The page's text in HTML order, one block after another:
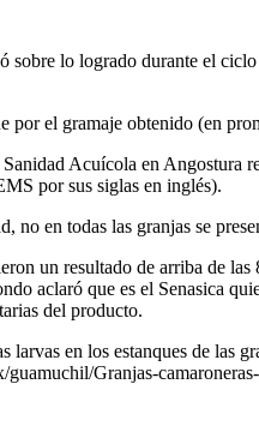
lo logrado durante el
por el gramaje obtenido (en
Acuícola en Angostura
por sus siglas en inglés).
no en todas las granjas se
un resultado de arriba de
aclaró que es el Senasica
del producto.
larvas en los estanques de las
Granjas-